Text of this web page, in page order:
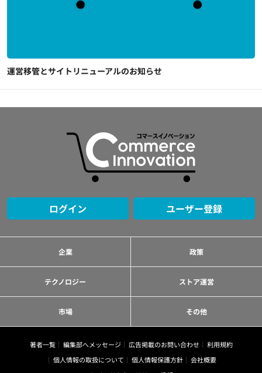
運営移管とサイトリニューアルのお知らせ
ログイン ユーザー登録
企業 政策
テクノロジー ストア運営
市場 その他
著者一覧 編集部へメッセージ 広告掲載のお問い合わせ
利用規約
個人情報の取扱について
個人情報保護方針
会社概要